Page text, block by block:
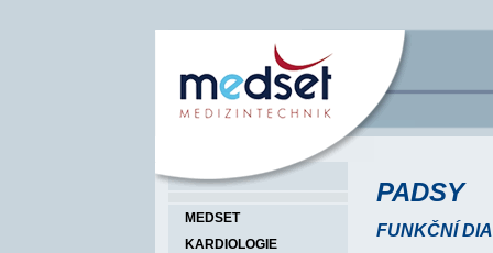
MEDSET
KARDIOLOGIE
PADSY
FUNKČNÍ